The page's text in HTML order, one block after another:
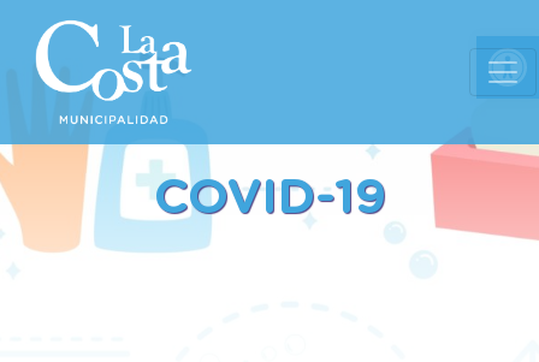
COVID-19